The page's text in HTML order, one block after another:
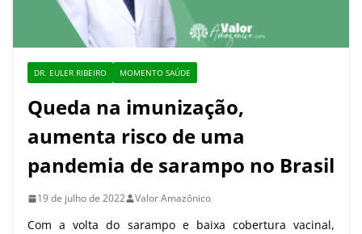
DR. EULER RIBEIRO MOMENTO SAÚDE
Queda na imunização,
aumenta risco de uma
pandemia de sarampo no Brasil
19 de julho de 2022 Valor Amazônico
Com a volta do sarampo e baixa cobertura vacinal,